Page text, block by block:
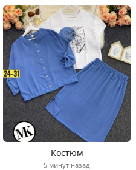
Костюм
5 минут назад